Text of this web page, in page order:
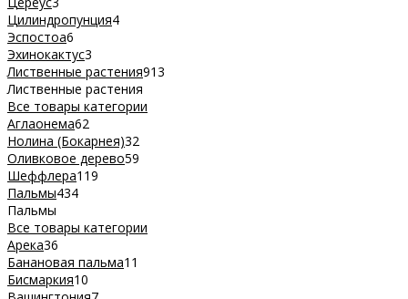
Цилиндропунция4
Эспостоа6
Эхинокактус3
Лиственные растения913
Лиственные растения
Все товары категории
Аглаонема62
Нолина (Бокарнея)32
Оливковое дерево59
Шеффлера119
Пальмы434
Пальмы
Все товары категории
Арека36
Банановая пальма11
Бисмаркия10